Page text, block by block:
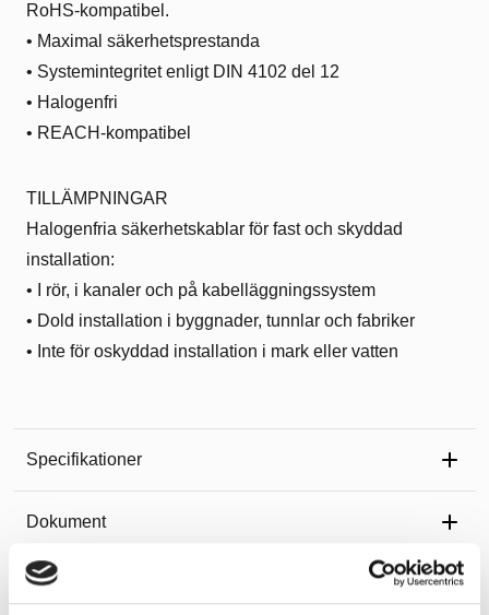
RoHS-kompatibel.
• Maximal säkerhetsprestanda
• Systemintegritet enligt DIN 4102 del 12
• Halogenfri
• REACH-kompatibel
TILLÄMPNINGAR
Halogenfria säkerhetskablar för fast och skyddad
installation:
• I rör, i kanaler och på kabelläggningssystem
• Dold installation i byggnader, tunnlar och fabriker
• Inte för oskyddad installation i mark eller vatten
Specifikationer
Dokument